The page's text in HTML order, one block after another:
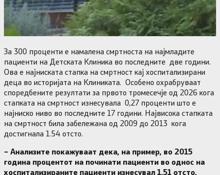
За 300 проценти е намалена смртноста на најмладите
пациенти на Детската Клиника во последните две години.
Ова е најниската стапка на смртност каj хоспитализирани
деца во историјата на Клиниката. Особено охрабруваат
споредбените резултати за првото тромесечје од 2026 кога
стапката на смртност изнесувала 0,27 проценти што е
најниско ниво во последните 17 години. Највисока стапката
на смртност била забележана од 2009 до 2013 кога
достигнала 1.54 отсто.
– Анализите покажуваат дека, на пример, во 2015
година процентот на починати пациенти во однос на
хоспитализираните пациенти изнесувал 1,51 отсто,